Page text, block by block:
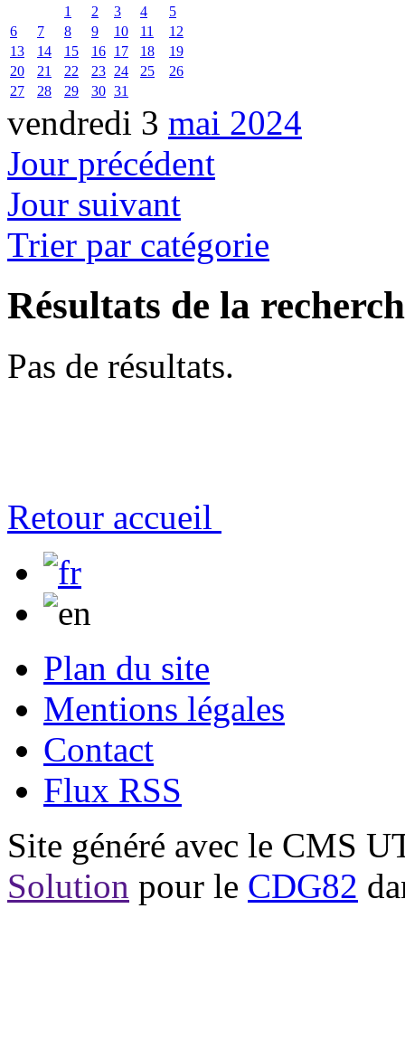
1
2 3 4
5
6
7 8 9 10 11
12
13
14 15 16 17 18
19
20
21 22 23 24 25
26
27
28 29 30 31
vendredi 3 mai 2024
Jour précédent
Jour suivant
Trier par catégorie
Résultats de la
Pas de résultats.
Retour accueil
Plan du site
Mentions légales
Contact
Flux RSS
Site généré avec le CMS
Solution pour le CDG82